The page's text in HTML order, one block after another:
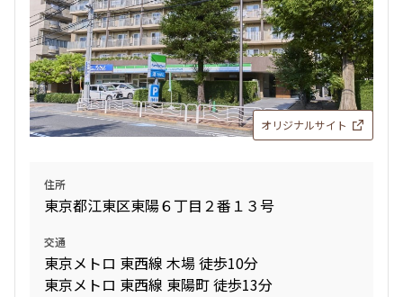
より詳細な絞り込み
建物施設やお部屋の設備、方位、階数などの絞り込みが
できます
設定する
検索対象お部屋数
お部屋を再検索
オリジナルサイト
住所
東京都江東区東陽６丁目２番１３号
交通
東京メトロ 東西線 木場 徒歩10分
東京メトロ 東西線 東陽町 徒歩13分